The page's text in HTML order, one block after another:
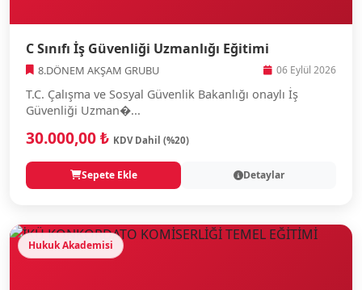
C Sınıfı İş Güvenliği Uzmanlığı Eğitimi
8.DÖNEM AKŞAM GRUBU 06 Eylül 2026
T.C. Çalışma ve Sosyal Güvenlik Bakanlığı onaylı İş
Güvenliği Uzman�...
30.000,00 ₺ KDV Dahil (%20)
Sepete Ekle Detaylar
Hukuk Akademisi